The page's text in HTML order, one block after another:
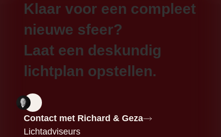
Klaar voor een compleet
nieuwe sfeer?
Laat een deskundig
lichtplan opstellen.
Contact met Richard & Geza
Lichtadviseurs